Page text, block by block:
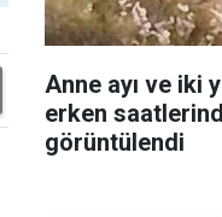
Anne ayı ve iki
erken
görüntülendi